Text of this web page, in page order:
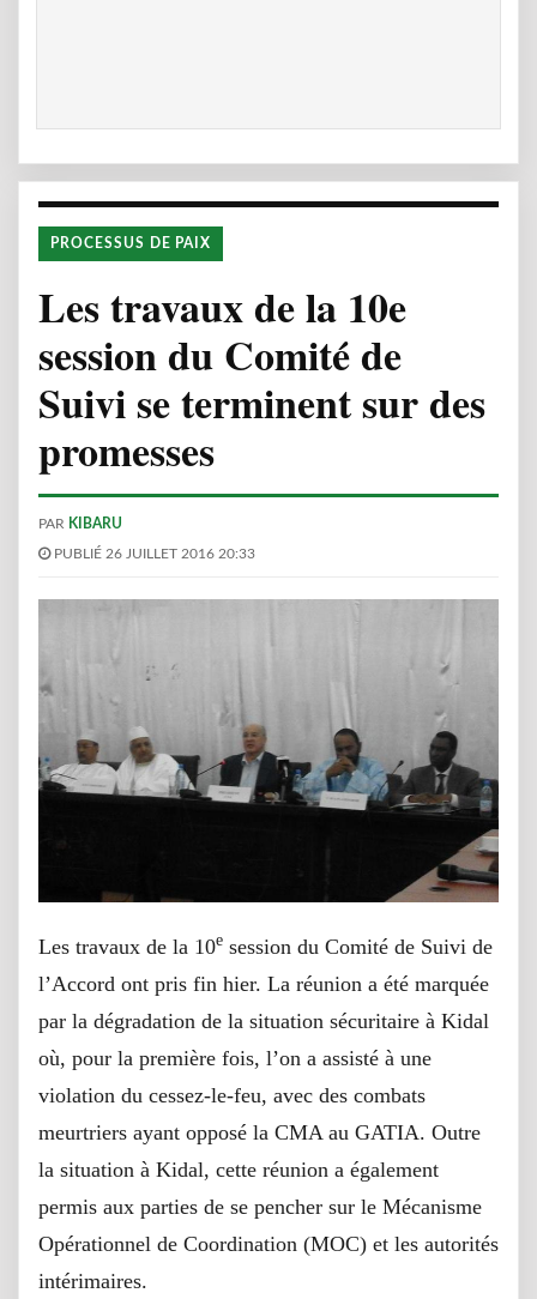
PROCESSUS DE PAIX
Les travaux de la 10e
session du Comité de
Suivi se terminent sur des
promesses
PAR KIBARU
PUBLIÉ 26 JUILLET 2016 20:33
Les travaux de la 10e session du Comité de Suivi de
l’Accord ont pris fin hier. La réunion a été marquée
par la dégradation de la situation sécuritaire à Kidal
où, pour la première fois, l’on a assisté à une
violation du cessez-le-feu, avec des combats
meurtriers ayant opposé la CMA au GATIA. Outre
la situation à Kidal, cette réunion a également
permis aux parties de se pencher sur le Mécanisme
Opérationnel de Coordination (MOC) et les autorités
intérimaires.